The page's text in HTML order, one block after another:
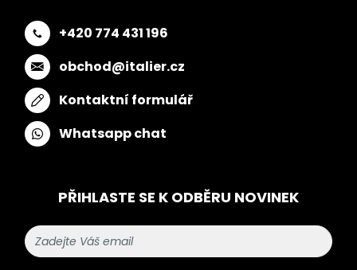
+420 774 431 196
obchod@italier.cz
Kontaktní formulář
Whatsapp chat
PŘIHLASTE SE K ODBĚRU NOVINEK